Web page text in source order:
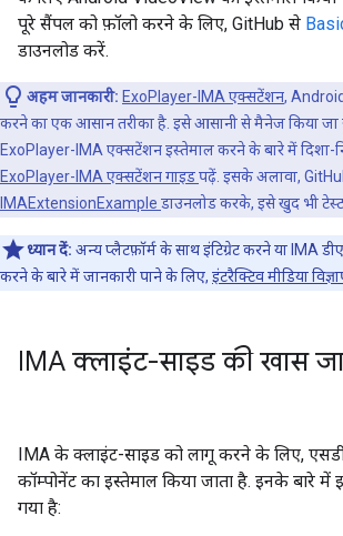
पूरे सैंपल को फ़ॉलो करने के लिए, GitHub से
डाउनलोड करें.
अहम जानकारी: ExoPlayer-IMA एक्सटेंशन,
करने का एक आसान तरीका है. इसे आसानी से मैनेज किया
ExoPlayer-IMA एक्सटेंशन इस्तेमाल करने के बारे में दिशा-
ExoPlayer-IMA एक्सटेंशन गाइडपढ़ें. इसके अलावा,
IMAExtensionExample डाउनलोड करके, इसे खुद भी
ध्यान दें: अन्य प्लैटफ़ॉर्म के साथ इंटिग्रेट करने या IMA
करने के बारे में जानकारी पाने के लिए, इंटरैक्टिव मीडिया
IMA क्लाइंट-साइड की खास
IMA के क्लाइंट-साइड को लागू करने के लिए,
कॉम्पोनेंट का इस्तेमाल किया जाता है. इनके बारे में
गया है: